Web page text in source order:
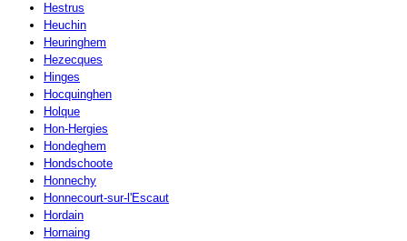
Hestrus
Heuchin
Heuringhem
Hezecques
Hinges
Hocquinghen
Holque
Hon-Hergies
Hondeghem
Hondschoote
Honnechy
Honnecourt-sur-l'Escaut
Hordain
Hornaing